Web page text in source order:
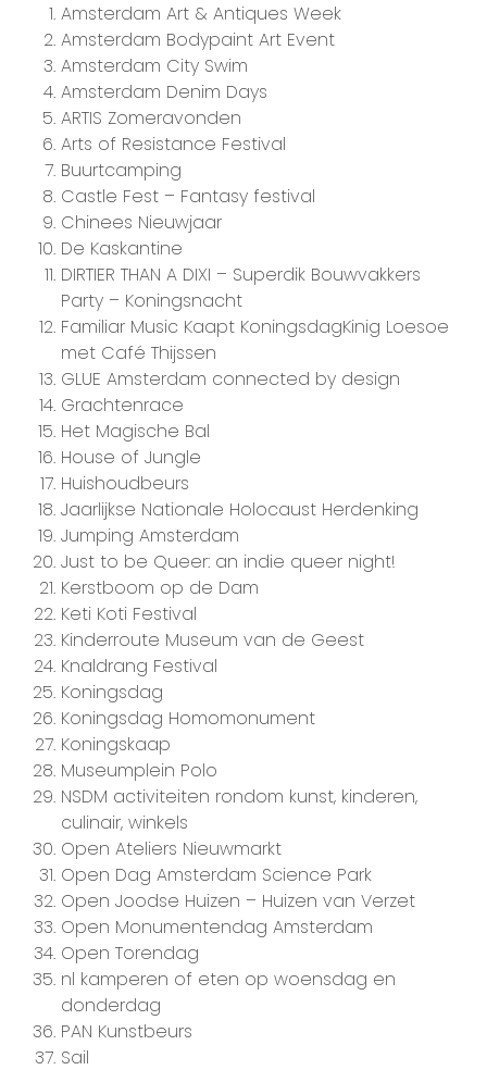
Amsterdam Art & Antiques Week
Amsterdam Bodypaint Art Event
Amsterdam City Swim
Amsterdam Denim Days
ARTIS Zomeravonden
Arts of Resistance Festival
Buurtcamping
Castle Fest – Fantasy festival
Chinees Nieuwjaar
De Kaskantine
DIRTIER THAN A DIXI – Superdik Bouwvakkers
Party – Koningsnacht
Familiar Music Kaapt KoningsdagKinig Loesoe
met Café Thijssen
GLUE Amsterdam connected by design
Grachtenrace
Het Magische Bal
House of Jungle
Huishoudbeurs
Jaarlijkse Nationale Holocaust Herdenking
Jumping Amsterdam
Just to be Queer: an indie queer night!
Kerstboom op de Dam
Keti Koti Festival
Kinderroute Museum van de Geest
Knaldrang Festival
Koningsdag
Koningsdag Homomonument
Koningskaap
Museumplein Polo
NSDM activiteiten rondom kunst, kinderen,
culinair, winkels
Open Ateliers Nieuwmarkt
Open Dag Amsterdam Science Park
Open Joodse Huizen – Huizen van Verzet
Open Monumentendag Amsterdam
Open Torendag
nl kamperen of eten op woensdag en
donderdag
PAN Kunstbeurs
Sail